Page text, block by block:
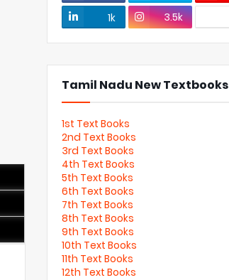
1k
3.5k
Tamil Nadu New Textbooks
1st Text Books
2nd Text Books
3rd Text Books
4th Text Books
5th Text Books
6th Text Books
7th Text Books
8th Text Books
9th Text Books
10th Text Books
11th Text Books
12th Text Books